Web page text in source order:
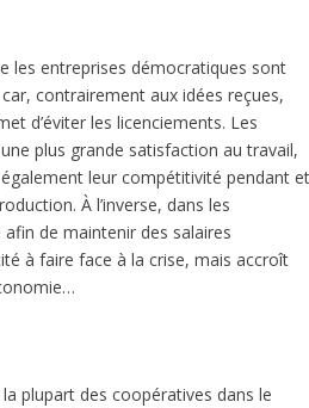
les entreprises démocratiques sont
contrairement aux idées reçues,
d’éviter les licenciements. Les
plus grande satisfaction au travail,
leur compétitivité pendant et
À l’inverse, dans les
de maintenir des salaires
à faire face à la crise, mais accroît
plupart des coopératives dans le